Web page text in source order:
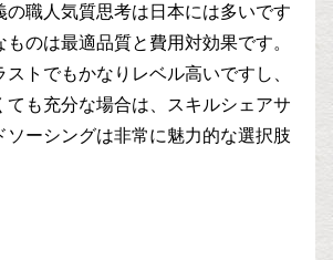
の職人気質思考は日本には多いです
のは最適品質と費用対効果です。
トでもかなりレベル高いですし、
ても充分な場合は、スキルシェアサ
ソーシングは非常に魅力的な選択肢